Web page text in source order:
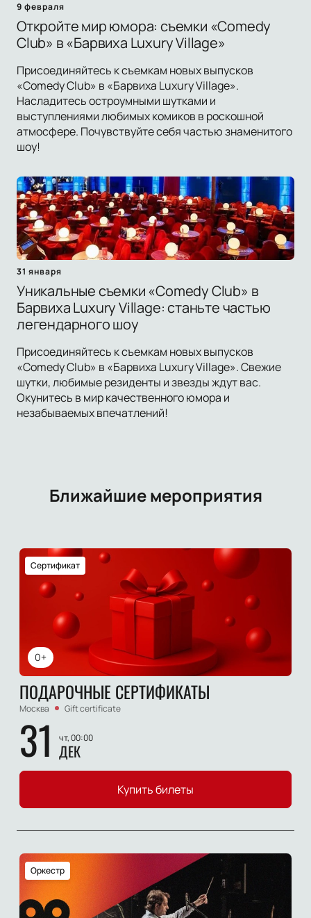
9 февраля
Откройте мир юмора: съемки «Comedy
Club» в «Барвиха Luxury Village»
Присоединяйтесь к съемкам новых выпусков
«Comedy Club» в «Барвиха Luxury Village».
Насладитесь остроумными шутками и
выступлениями любимых комиков в роскошной
атмосфере. Почувствуйте себя частью знаменитого
шоу!
31 января
Уникальные съемки «Comedy Club» в
Барвиха Luxury Village: станьте частью
легендарного шоу
Присоединяйтесь к съемкам новых выпусков
«Comedy Club» в «Барвиха Luxury Village». Свежие
шутки, любимые резиденты и звезды ждут вас.
Окунитесь в мир качественного юмора и
незабываемых впечатлений!
Ближайшие мероприятия
0+
Сертификат
ПОДАРОЧНЫЕ СЕРТИФИКАТЫ
Москва Gift certificate
31 чт, 00:00
ДЕК
Купить билеты
Оркестр